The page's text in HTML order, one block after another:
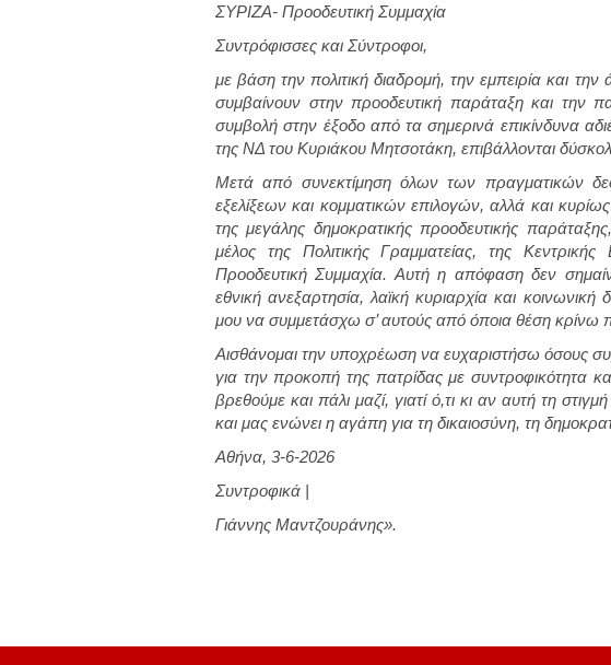
ΣΥΡΙΖΑ- Προοδευτική Συμμαχία
Συντρόφισσες και Σύντροφοι,
με βάση την πολιτική διαδρομή, την εμπειρία και
συμβαίνουν στην προοδευτική παράταξη και την
συμβολή στην έξοδο από τα σημερινά επικίνδυνα
της ΝΔ του Κυριάκου Μητσοτάκη, επιβάλλονται
Μετά από συνεκτίμηση όλων των πραγματικών
εξελίξεων και κομματικών επιλογών, αλλά και
της μεγάλης δημοκρατικής προοδευτικής
μέλος της Πολιτικής Γραμματείας, της
Προοδευτική Συμμαχία. Αυτή η απόφαση δεν
εθνική ανεξαρτησία, λαϊκή κυριαρχία και
μου να συμμετάσχω σ’ αυτούς από όποια θέση κρίνω
Αισθάνομαι την υποχρέωση να ευχαριστήσω όσους
για την προκοπή της πατρίδας με συντροφικότητα
βρεθούμε και πάλι μαζί, γιατί ό,τι κι αν αυτή τη
και μας ενώνει η αγάπη για τη δικαιοσύνη, τη
Αθήνα, 3-6-2026
Συντροφικά |
Γιάννης Μαντζουράνης».